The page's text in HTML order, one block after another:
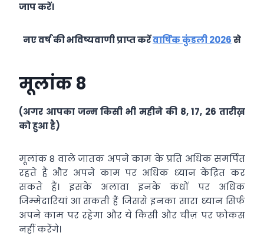
जाप करें।
नए वर्ष की भविष्यवाणी प्राप्त करेंवार्षिक कुंडली 2026से
मूलांक 8
(अगर आपका जन्म किसी भी महीने की 8, 17, 26 तारीख़
को हुआ है)
मूलांक 8 वाले जातक अपने काम के प्रति अधिक समर्पित
रहते हैं और अपने काम पर अधिक ध्‍यान केंद्रित कर
सकते हैं। इसके अलावा इनके कंधों पर अधिक
जिम्‍मेदारियां आ सकती हैं जिससे इनका सारा ध्‍यान सिर्फ
अपने काम पर रहेगा और ये किसी और चीज़ पर फोकस
नहीं करेंगे।